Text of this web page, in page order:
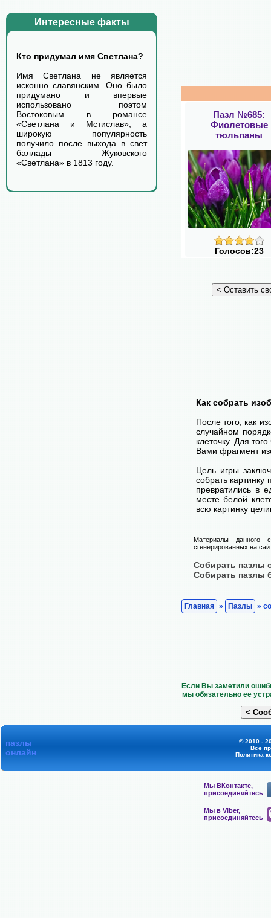
Интересные факты
Кто придумал имя Светлана?
Имя Светлана не является
исконно славянским. Оно было
придумано и впервые
использовано поэтом
Востоковым в романсе
«Светлана и Мстислав», а
широкую популярность
получило после выхода в свет
баллады Жуковского
«Светлана» в 1813 году.
Пазл №685:
Фиолетовые
тюльпаны
Голосов:23
Как собрать
После того, как
случайном
клеточку. Для
Вами фрагмент
Цель игры
собрать
превратились в
месте белой
всю картинку
Материалы данного
сгенерированных на
Собирать пазлы
Собирать пазлы
Главная » Пазлы »
Если Вы заметили
мы обязательно ее
пазлы
онлайн
© 2010 -
Все
Политика
Мы ВКонтакте,
присоединяйтесь
Мы в Viber,
присоединяйтесь